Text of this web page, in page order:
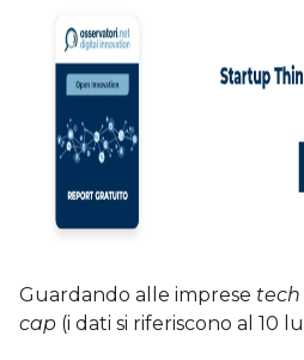
Guardando alle imprese tech
cap (i dati si riferiscono al 10